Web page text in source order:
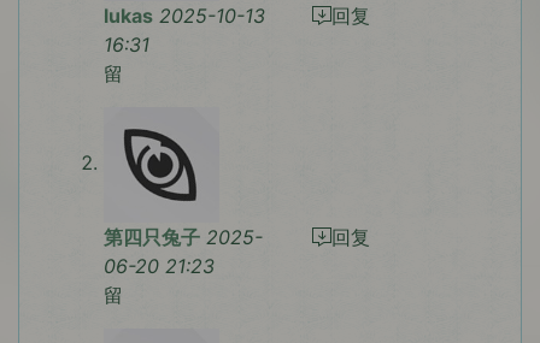
lukas 2025-10-13
16:31
留
回复
第四只兔子 2025-
06-20 21:23
留
回复